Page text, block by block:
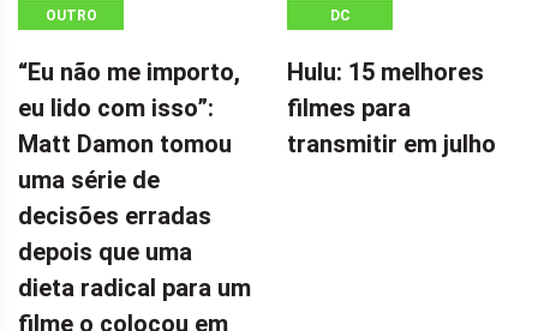
OUTRO
“Eu não me importo,
eu lido com isso”:
Matt Damon tomou
uma série de
decisões erradas
depois que uma
dieta radical para um
filme o colocou em
DC
Hulu: 15 melhores
filmes para
transmitir em julho